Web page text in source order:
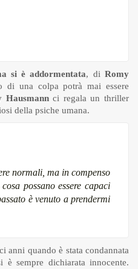
si è addormentata, diRomy
di una colpa potrà mai essere
Hausmannci regala un thriller
della psiche umana.
normali, ma in compenso
possano essere capaci
è venuto a prendermi
anni quando è stata condannata
sempre dichiarata innocente.